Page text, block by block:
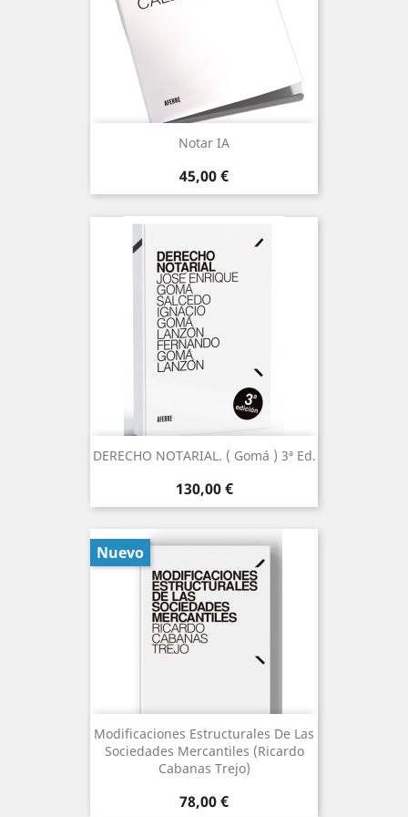
Notar IA
Precio
45,00 €
DERECHO NOTARIAL. ( Gomá ) 3ª Ed.
Precio
130,00 €
Modificaciones Estructurales De Las
Sociedades Mercantiles (Ricardo
Cabanas Trejo)
Precio
78,00 €
Nuevo